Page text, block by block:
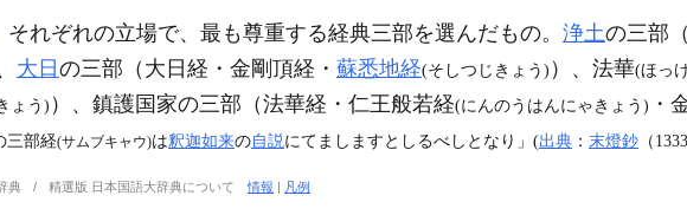
それぞれの立場で、最も尊重する経典三部を選んだもの。 浄土の三部
大日 の三部（大日経・金剛頂経・ 蘇悉地経(そしつじきょう) ）、法華(ほっ
ょう) ）、鎮護国家の三部（法華経・仁王般若経(にんのうはんにゃきょう) ・
三部経(サムブキャウ)は釈迦如来の自説にてましますとしるべしとなり」(出典 ： 末燈鈔 （
典 精選版 日本国語大辞典について情報 | 凡例